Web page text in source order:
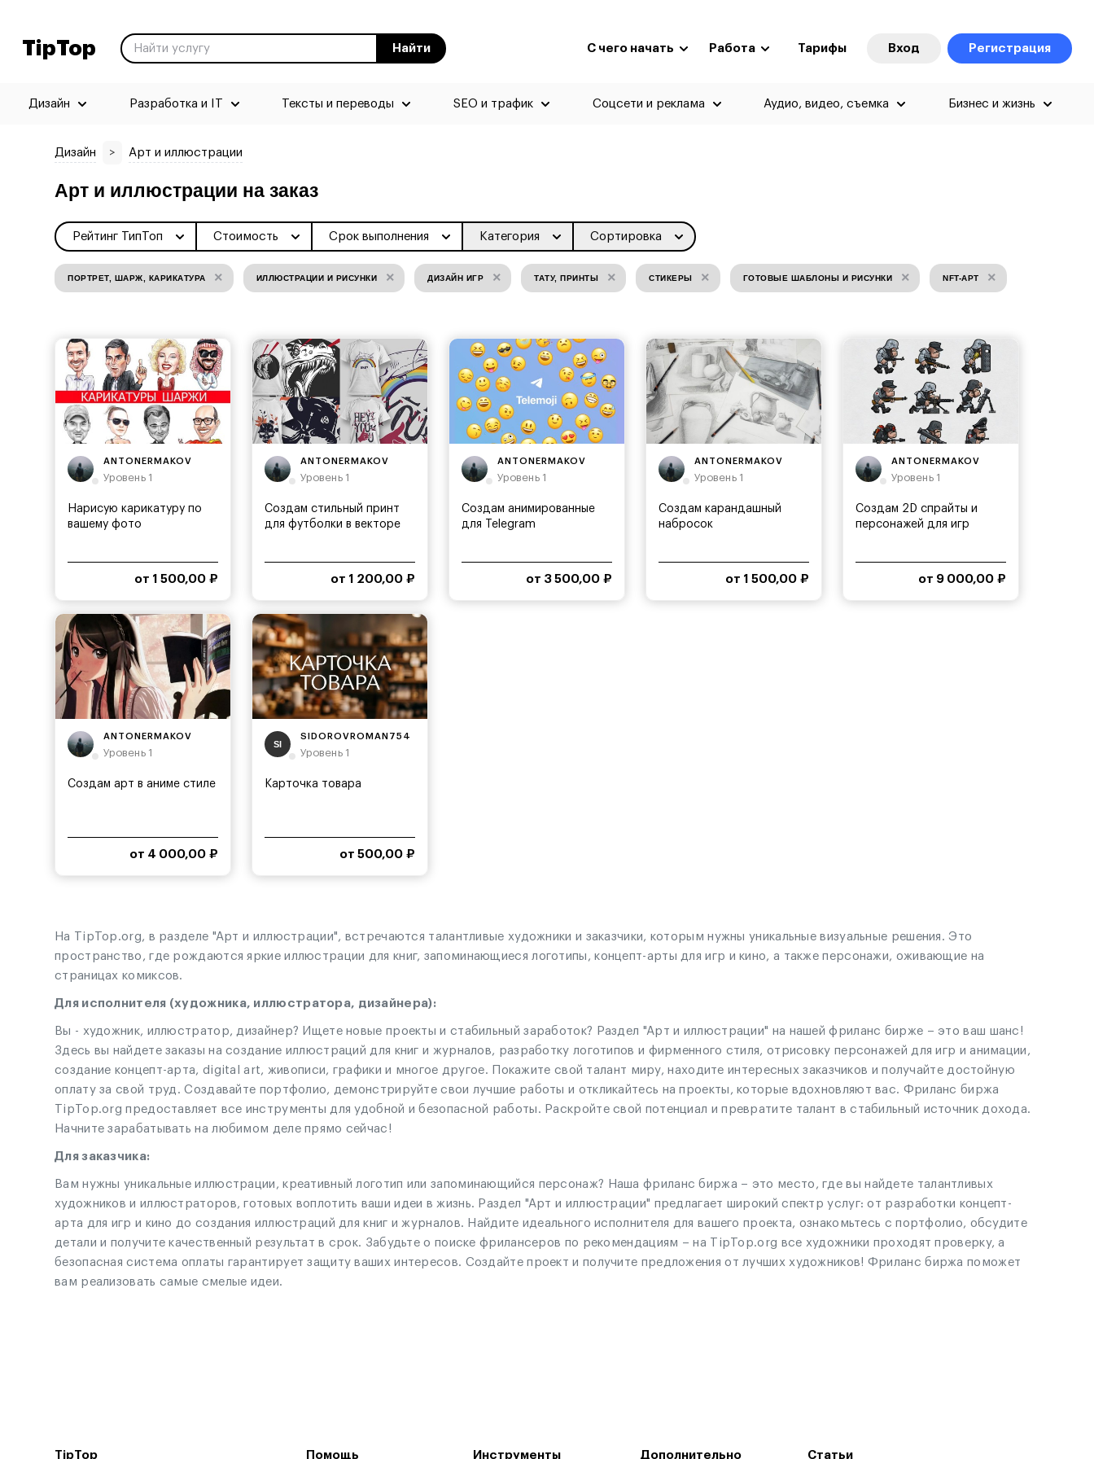
TipTop Найти С чего начать Работа Тарифы Вход Регистрация
Дизайн Разработка и IT Тексты и переводы SEO и трафик Соцсети и реклама Аудио, видео, съемка Бизнес и жизнь
Дизайн > Арт и иллюстрации
Арт и иллюстрации на заказ
Рейтинг ТипТоп Стоимость Срок выполнения Категория Сортировка
ПОРТРЕТ, ШАРЖ, КАРИКАТУРА × ИЛЛЮСТРАЦИИ И РИСУНКИ × ДИЗАЙН ИГР × ТАТУ, ПРИНТЫ × СТИКЕРЫ × ГОТОВЫЕ ШАБЛОНЫ И РИСУНКИ × NFT-АРТ ×
ANTONERMAKOV
Уровень 1
Нарисую карикатуру по
вашему фото
от 1 500,00 ₽
ANTONERMAKOV
Уровень 1
Создам стильный принт
для футболки в векторе
от 1 200,00 ₽
ANTONERMAKOV
Уровень 1
Создам анимированные
для Telegram
от 3 500,00 ₽
ANTONERMAKOV
Уровень 1
Создам карандашный
набросок
от 1 500,00 ₽
ANTONERMAKOV
Уровень 1
Создам 2D спрайты и
персонажей для игр
от 9 000,00 ₽
ANTONERMAKOV
Уровень 1
Создам арт в аниме стиле
от 4 000,00 ₽
SI
SIDOROVROMAN754
Уровень 1
Карточка товара
от 500,00 ₽
На TipTop.org, в разделе "Арт и иллюстрации", встречаются талантливые художники и заказчики, которым нужны уникальные визуальные решения. Это
пространство, где рождаются яркие иллюстрации для книг, запоминающиеся логотипы, концепт-арты для игр и кино, а также персонажи, оживающие на
страницах комиксов.
Для исполнителя (художника, иллюстратора, дизайнера):
Вы - художник, иллюстратор, дизайнер? Ищете новые проекты и стабильный заработок? Раздел "Арт и иллюстрации" на нашей фриланс бирже – это ваш шанс!
Здесь вы найдете заказы на создание иллюстраций для книг и журналов, разработку логотипов и фирменного стиля, отрисовку персонажей для игр и анимации,
создание концепт-арта, digital art, живописи, графики и многое другое. Покажите свой талант миру, находите интересных заказчиков и получайте достойную
оплату за свой труд. Создавайте портфолио, демонстрируйте свои лучшие работы и откликайтесь на проекты, которые вдохновляют вас. Фриланс биржа
TipTop.org предоставляет все инструменты для удобной и безопасной работы. Раскройте свой потенциал и превратите талант в стабильный источник дохода.
Начните зарабатывать на любимом деле прямо сейчас!
Для заказчика:
Вам нужны уникальные иллюстрации, креативный логотип или запоминающийся персонаж? Наша фриланс биржа – это место, где вы найдете талантливых
художников и иллюстраторов, готовых воплотить ваши идеи в жизнь. Раздел "Арт и иллюстрации" предлагает широкий спектр услуг: от разработки концепт-
арта для игр и кино до создания иллюстраций для книг и журналов. Найдите идеального исполнителя для вашего проекта, ознакомьтесь с портфолио, обсудите
детали и получите качественный результат в срок. Забудьте о поиске фрилансеров по рекомендациям – на TipTop.org все художники проходят проверку, а
безопасная система оплаты гарантирует защиту ваших интересов. Создайте проект и получите предложения от лучших художников! Фриланс биржа поможет
вам реализовать самые смелые идеи.
TipTop Помощь Инструменты Дополнительно Статьи